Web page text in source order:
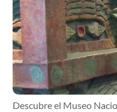
Descubre el Museo